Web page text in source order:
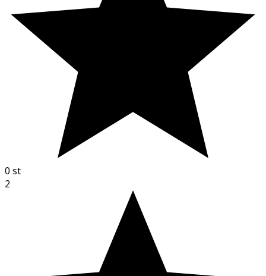
0 st
2